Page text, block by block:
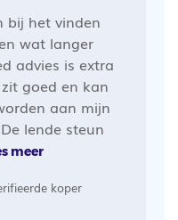
bij het vinden
wat langer
advies is extra
goed en kan
aan mijn
lende steun
meer
koper